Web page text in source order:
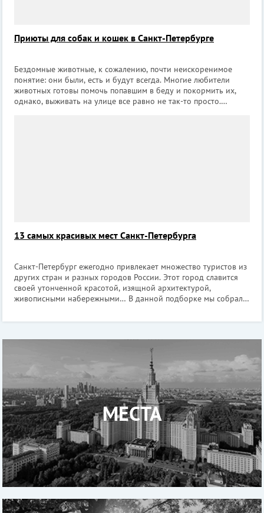
Приюты для собак и кошек в Санкт-Петербурге
Бездомные животные, к сожалению, почти неискоренимое
понятие: они были, есть и будут всегда. Многие любители
животных готовы помочь попавшим в беду и покормить их,
однако, выживать на улице все равно не так-то просто.
13 самых красивых мест Санкт-Петербурга
Санкт-Петербург ежегодно привлекает множество туристов из
других стран и разных городов России. Этот город славится
своей утонченной красотой, изящной архитектурой,
живописными набережными… В данной подборке мы собрали
запомнятся надолго! 1. М
МЕСТА